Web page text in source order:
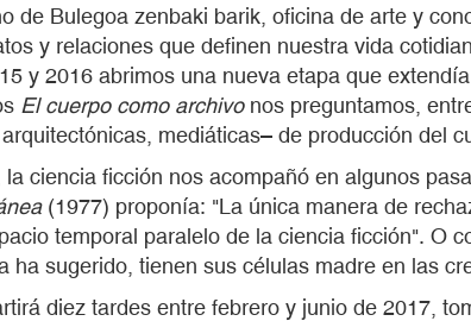
de Bulegoa zenbaki barik, oficina de arte y
y relaciones que definen nuestra vida
y 2016 abrimos una nueva etapa que
El cuerpo como archivonos preguntamos,
mediáticas– de producción del
ciencia ficción nos acompañó en algunos
(1977) proponía: "La única manera de
temporal paralelo de la ciencia ficción". O
sugerido, tienen sus células madre en las
diez tardes entre febrero y junio de 2017,